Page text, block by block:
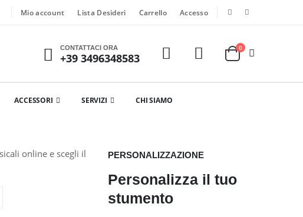
Mio account Lista Desideri Carrello Accesso
CONTATTACI ORA
+39 3496348583
0
ACCESSORI SERVIZI CHI SIAMO
online e scegli il
PERSONALIZZAZIONE
Personalizza il tuo
stumento